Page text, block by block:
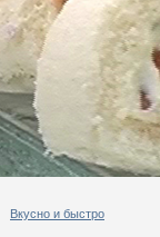
Вкусно и быстро